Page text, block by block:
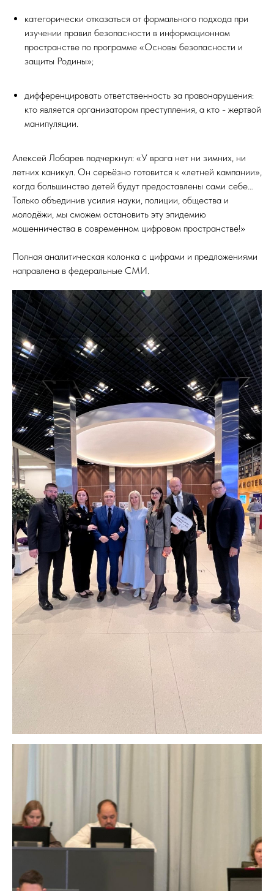
категорически отказаться от формального подхода при
изучении правил безопасности в информационном
пространстве по программе «Основы безопасности и
защиты Родины»;
дифференцировать ответственность за правонарушения:
кто является организатором преступления, а кто - жертвой
манипуляции.
Алексей Лобарев подчеркнул: «У врага нет ни зимних, ни
летних каникул. Он серьёзно готовится к «летней кампании»,
когда большинство детей будут предоставлены сами себе…
Только объединив усилия науки, полиции, общества и
молодёжи, мы сможем остановить эту эпидемию
мошенничества в современном цифровом пространстве!»
Полная аналитическая колонка с цифрами и предложениями
направлена в федеральные СМИ.